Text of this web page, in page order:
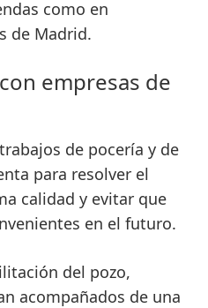
como en
de Madrid.
empresas de
trabajos de pocería y de
para resolver el
calidad y evitar que
en el futuro.
del pozo,
acompañados de una